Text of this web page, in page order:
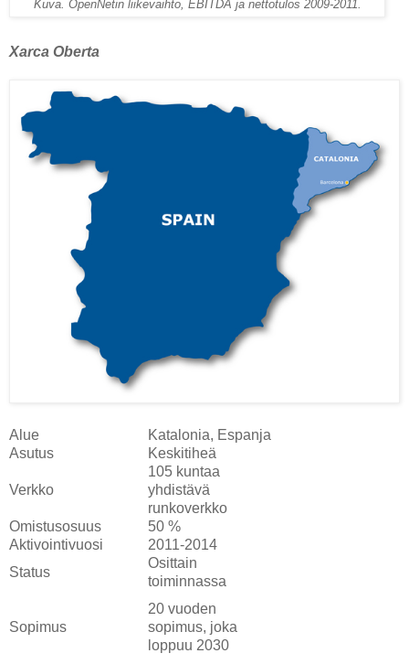
Kuva. OpenNetin liikevaihto, EBITDA ja nettotulos 2009-2011.
Xarca Oberta
Alue
Katalonia, Espanja
Asutus
Keskitiheä
Verkko
105 kuntaa
yhdistävä
runkoverkko
Omistusosuus
50 %
Aktivointivuosi
2011-2014
Status
Osittain
toiminnassa
Sopimus
20 vuoden
sopimus, joka
loppuu 2030